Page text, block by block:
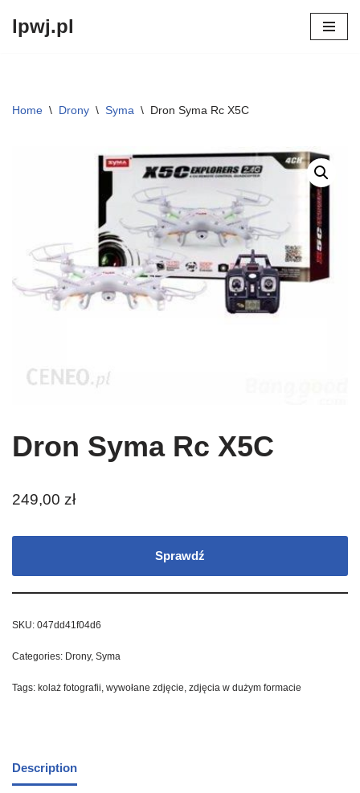
lpwj.pl
Home \ Drony \ Syma \ Dron Syma Rc X5C
Dron Syma Rc X5C
249,00 zł
Sprawdź
SKU: 047dd41f04d6
Categories: Drony, Syma
Tags: kolaż fotografii, wywołane zdjęcie, zdjęcia w dużym formacie
Description